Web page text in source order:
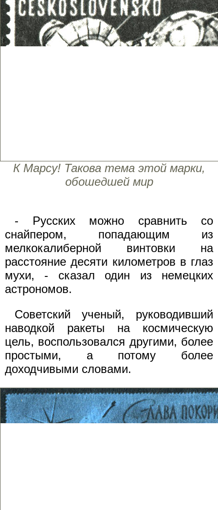
К Марсу! Такова тема этой марки,
обошедшей мир
- Русских можно сравнить со
снайпером, попадающим из
мелкокалиберной винтовки на
расстояние десяти километров в глаз
мухи, - сказал один из немецких
астрономов.
Советский ученый, руководивший
наводкой ракеты на космическую
цель, воспользовался другими, более
простыми, а потому более
доходчивыми словами.